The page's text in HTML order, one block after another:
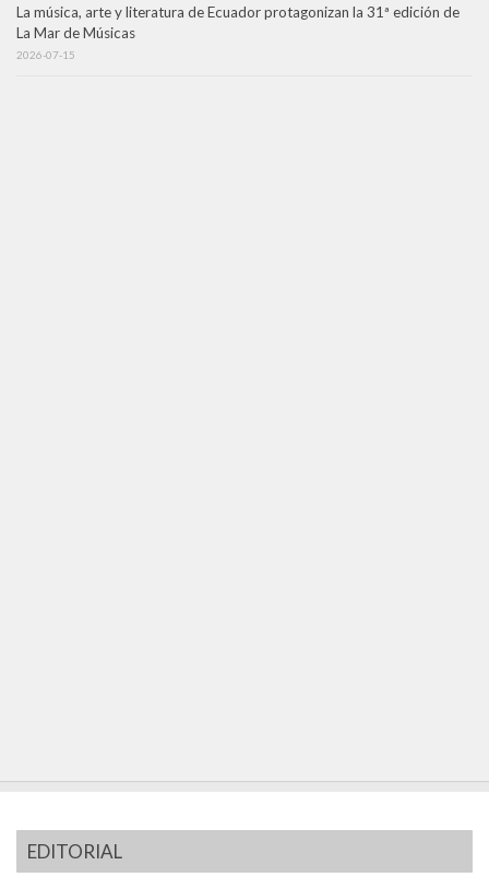
La música, arte y literatura de Ecuador protagonizan la 31ª edición de
La Mar de Músicas
2026-07-15
EDITORIAL